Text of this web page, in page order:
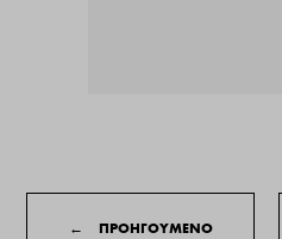
← ΠΡΟΗΓΟΥΜΕΝΟ